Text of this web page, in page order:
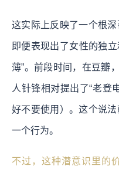
这实际上反映了一个根
即便表现出了女性的独
薄”。前段时间，在豆瓣
人针锋相对提出了“老登
好不要使用）。这个说
一个行为。
不过，这种潜意识里的